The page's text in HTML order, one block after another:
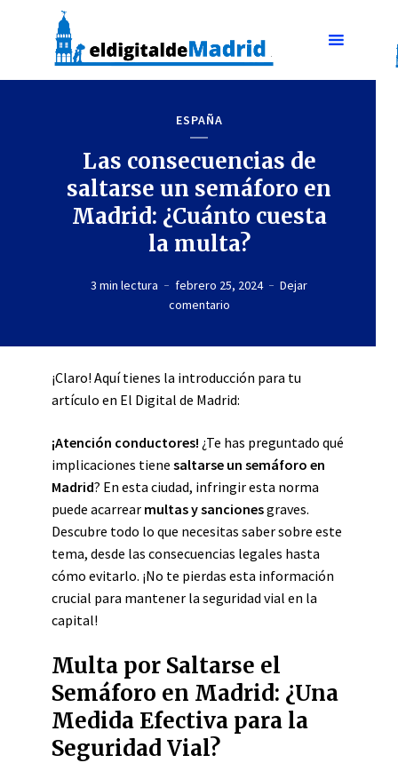
ESPAÑA
Las consecuencias de
saltarse un semáforo en
Madrid: ¿Cuánto cuesta
la multa?
3 min lectura febrero 25, 2024
Dejar
comentario
¡Claro! Aquí tienes la introducción para tu
artículo en El Digital de Madrid:
¡Atención conductores! ¿Te has preguntado qué
implicaciones tiene saltarse un semáforo en
Madrid? En esta ciudad, infringir esta norma
puede acarrear multas y sancionesgraves.
Descubre todo lo que necesitas saber sobre este
tema, desde las consecuencias legales hasta
cómo evitarlo. ¡No te pierdas esta información
crucial para mantener la seguridad vial en la
capital!
Multa por Saltarse el
Semáforo en Madrid: ¿Una
Medida Efectiva para la
Seguridad Vial?